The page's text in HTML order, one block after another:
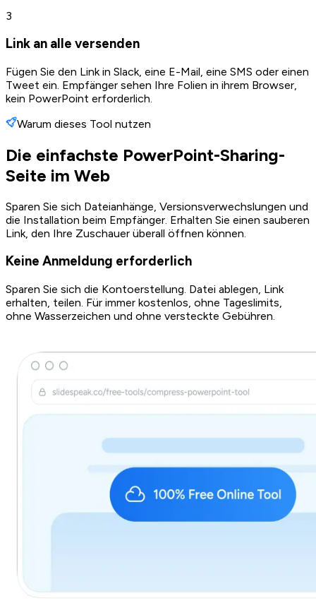
3
Link an alle versenden
Fügen Sie den Link in Slack, eine E-Mail, eine SMS oder einen
Tweet ein. Empfänger sehen Ihre Folien in ihrem Browser,
kein PowerPoint erforderlich.
Warum dieses Tool nutzen
Die einfachste PowerPoint-Sharing-
Seite im Web
Sparen Sie sich Dateianhänge, Versionsverwechslungen und
die Installation beim Empfänger. Erhalten Sie einen sauberen
Link, den Ihre Zuschauer überall öffnen können.
Keine Anmeldung erforderlich
Sparen Sie sich die Kontoerstellung. Datei ablegen, Link
erhalten, teilen. Für immer kostenlos, ohne Tageslimits,
ohne Wasserzeichen und ohne versteckte Gebühren.